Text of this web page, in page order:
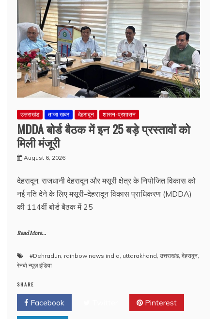
उत्तराखंड ताजा खबर देहरादून शासन-प्रशासन
MDDA बोर्ड बैठक में इन 25 बड़े प्रस्तावों को
मिली मंजूरी
August 6, 2026
देहरादून: राजधानी देहरादून और मसूरी क्षेत्र के नियोजित विकास को
नई गति देने के लिए मसूरी-देहरादून विकास प्राधिकरण (MDDA)
की 114वीं बोर्ड बैठक में 25
Read More...
#Dehradun, rainbow news india, uttarakhand, उत्तराखंड, देहरादून,
रेनबो न्यूज़ इंडिया
SHARE
Facebook Pinterest